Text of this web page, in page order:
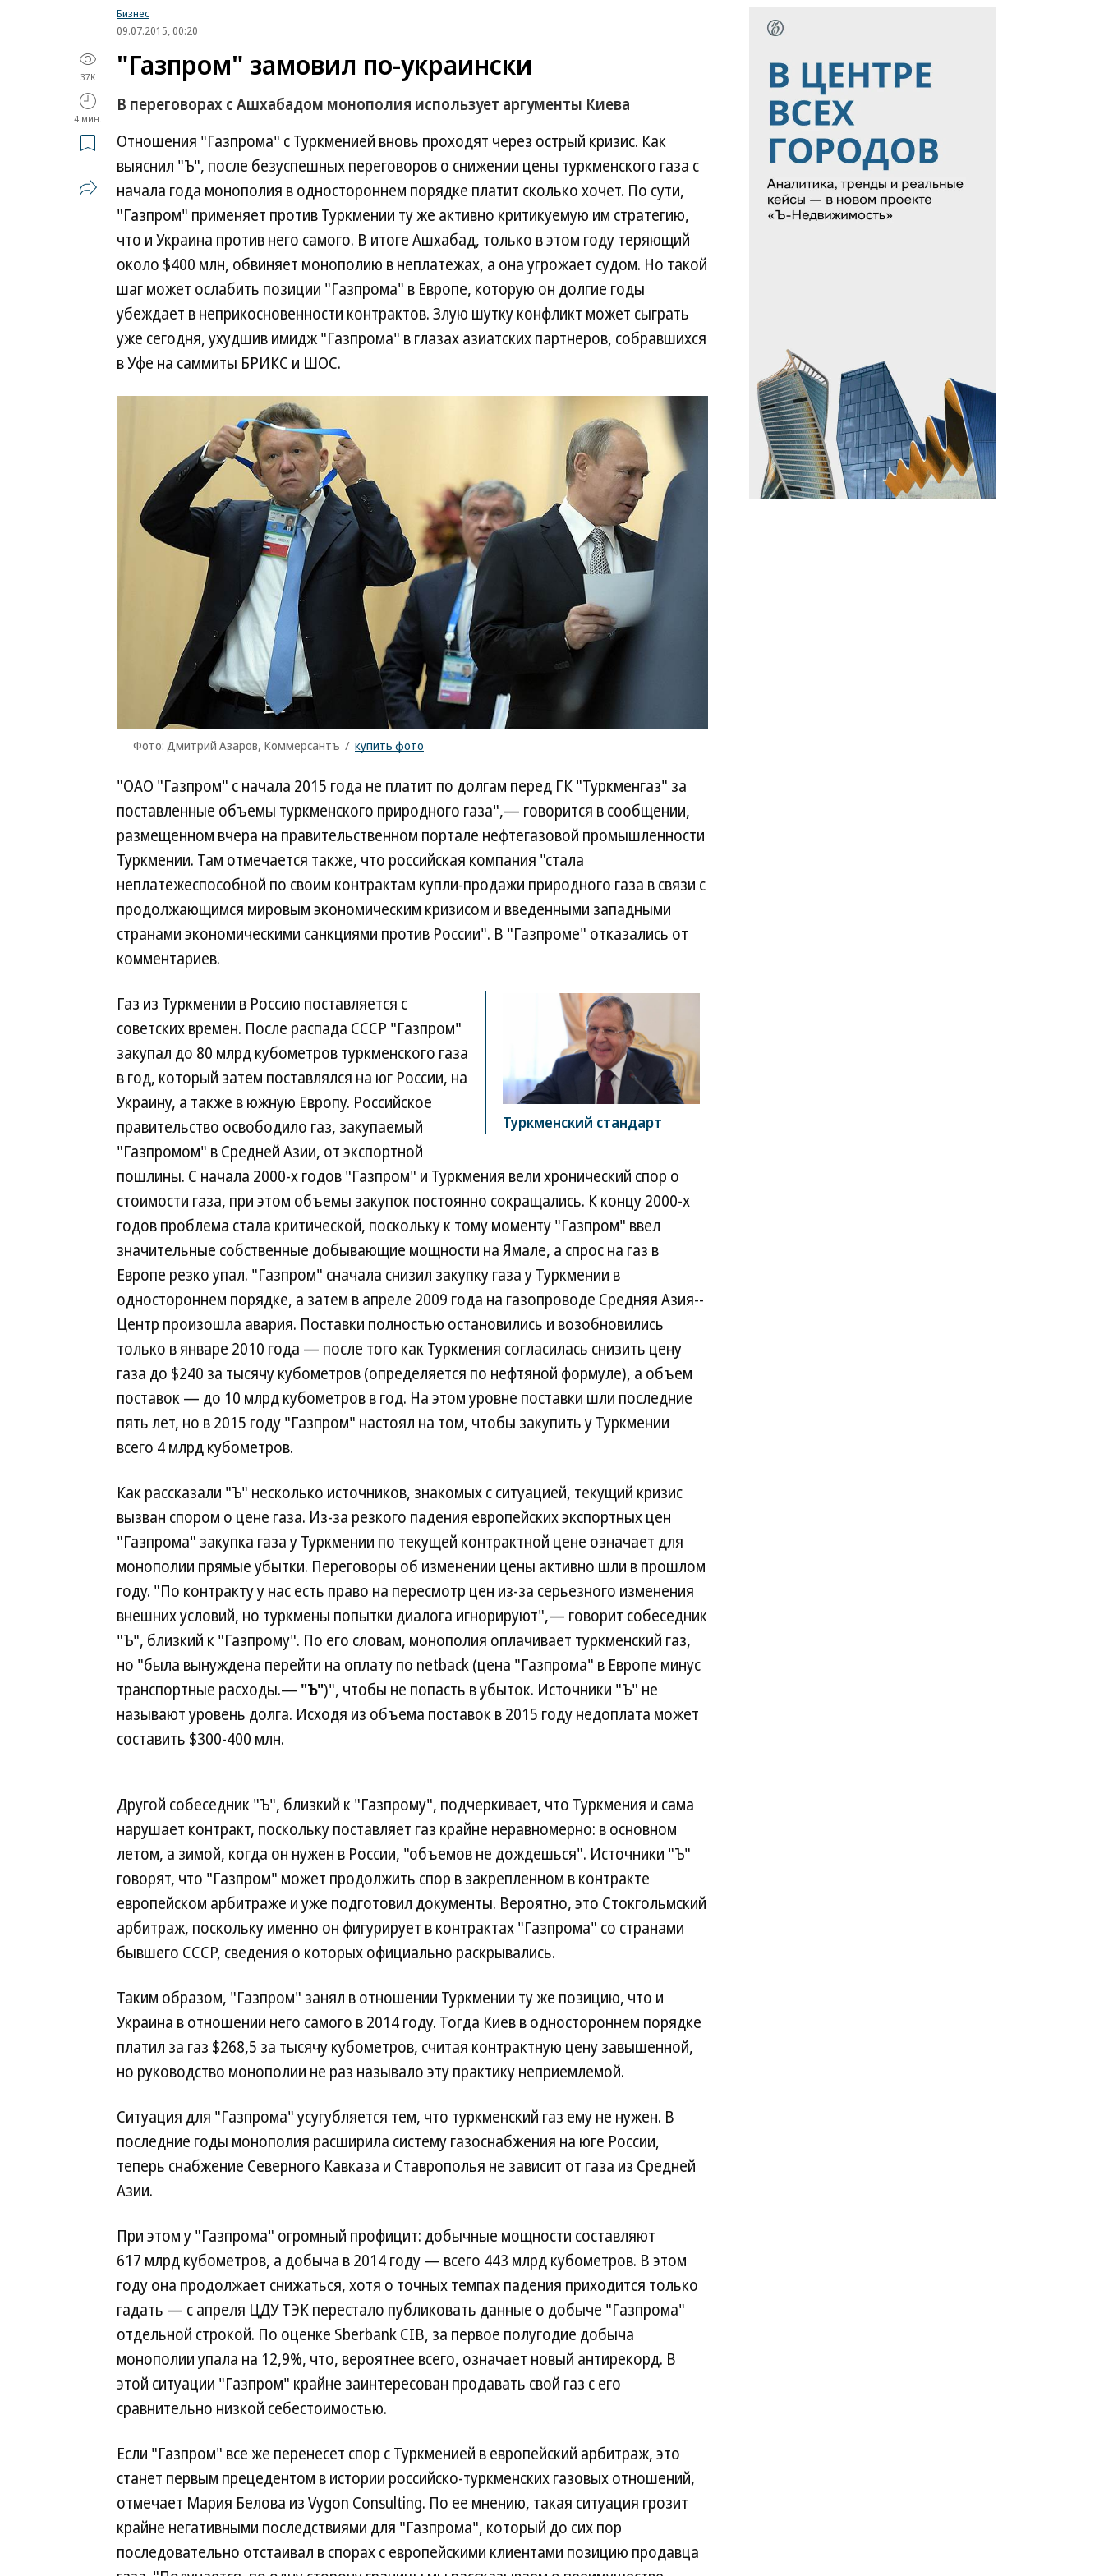
Бизнес
09.07.2015, 00:20
37K
4 мин.
"Газпром" замовил по-украински
В переговорах с Ашхабадом монополия использует аргументы Киева
Отношения "Газпрома" с Туркменией вновь проходят через острый кризис. Как
выяснил "Ъ", после безуспешных переговоров о снижении цены туркменского газа с
начала года монополия в одностороннем порядке платит сколько хочет. По сути,
"Газпром" применяет против Туркмении ту же активно критикуемую им стратегию,
что и Украина против него самого. В итоге Ашхабад, только в этом году теряющий
около $400 млн, обвиняет монополию в неплатежах, а она угрожает судом. Но такой
шаг может ослабить позиции "Газпрома" в Европе, которую он долгие годы
убеждает в неприкосновенности контрактов. Злую шутку конфликт может сыграть
уже сегодня, ухудшив имидж "Газпрома" в глазах азиатских партнеров, собравшихся
в Уфе на саммиты БРИКС и ШОС.
Фото: Дмитрий Азаров, Коммерсантъ / купить фото
"ОАО "Газпром" с начала 2015 года не платит по долгам перед ГК "Туркменгаз" за
поставленные объемы туркменского природного газа",— говорится в сообщении,
размещенном вчера на правительственном портале нефтегазовой промышленности
Туркмении. Там отмечается также, что российская компания "стала
неплатежеспособной по своим контрактам купли-продажи природного газа в связи с
продолжающимся мировым экономическим кризисом и введенными западными
странами экономическими санкциями против России". В "Газпроме" отказались от
комментариев.
Туркменский стандарт
Газ из Туркмении в Россию поставляется с
советских времен. После распада СССР "Газпром"
закупал до 80 млрд кубометров туркменского газа
в год, который затем поставлялся на юг России, на
Украину, а также в южную Европу. Российское
правительство освободило газ, закупаемый
"Газпромом" в Средней Азии, от экспортной
пошлины. С начала 2000-х годов "Газпром" и Туркмения вели хронический спор о
стоимости газа, при этом объемы закупок постоянно сокращались. К концу 2000-х
годов проблема стала критической, поскольку к тому моменту "Газпром" ввел
значительные собственные добывающие мощности на Ямале, а спрос на газ в
Европе резко упал. "Газпром" сначала снизил закупку газа у Туркмении в
одностороннем порядке, а затем в апреле 2009 года на газопроводе Средняя Азия--
Центр произошла авария. Поставки полностью остановились и возобновились
только в январе 2010 года — после того как Туркмения согласилась снизить цену
газа до $240 за тысячу кубометров (определяется по нефтяной формуле), а объем
поставок — до 10 млрд кубометров в год. На этом уровне поставки шли последние
пять лет, но в 2015 году "Газпром" настоял на том, чтобы закупить у Туркмении
всего 4 млрд кубометров.
Как рассказали "Ъ" несколько источников, знакомых с ситуацией, текущий кризис
вызван спором о цене газа. Из-за резкого падения европейских экспортных цен
"Газпрома" закупка газа у Туркмении по текущей контрактной цене означает для
монополии прямые убытки. Переговоры об изменении цены активно шли в прошлом
году. "По контракту у нас есть право на пересмотр цен из-за серьезного изменения
внешних условий, но туркмены попытки диалога игнорируют",— говорит собеседник
"Ъ", близкий к "Газпрому". По его словам, монополия оплачивает туркменский газ,
но "была вынуждена перейти на оплату по netback (цена "Газпрома" в Европе минус
транспортные расходы.— "Ъ")", чтобы не попасть в убыток. Источники "Ъ" не
называют уровень долга. Исходя из объема поставок в 2015 году недоплата может
составить $300-400 млн.
Другой собеседник "Ъ", близкий к "Газпрому", подчеркивает, что Туркмения и сама
нарушает контракт, поскольку поставляет газ крайне неравномерно: в основном
летом, а зимой, когда он нужен в России, "объемов не дождешься". Источники "Ъ"
говорят, что "Газпром" может продолжить спор в закрепленном в контракте
европейском арбитраже и уже подготовил документы. Вероятно, это Стокгольмский
арбитраж, поскольку именно он фигурирует в контрактах "Газпрома" со странами
бывшего СССР, сведения о которых официально раскрывались.
Таким образом, "Газпром" занял в отношении Туркмении ту же позицию, что и
Украина в отношении него самого в 2014 году. Тогда Киев в одностороннем порядке
платил за газ $268,5 за тысячу кубометров, считая контрактную цену завышенной,
но руководство монополии не раз называло эту практику неприемлемой.
Ситуация для "Газпрома" усугубляется тем, что туркменский газ ему не нужен. В
последние годы монополия расширила систему газоснабжения на юге России,
теперь снабжение Северного Кавказа и Ставрополья не зависит от газа из Средней
Азии.
При этом у "Газпрома" огромный профицит: добычные мощности составляют
617 млрд кубометров, а добыча в 2014 году — всего 443 млрд кубометров. В этом
году она продолжает снижаться, хотя о точных темпах падения приходится только
гадать — с апреля ЦДУ ТЭК перестало публиковать данные о добыче "Газпрома"
отдельной строкой. По оценке Sberbank CIB, за первое полугодие добыча
монополии упала на 12,9%, что, вероятнее всего, означает новый антирекорд. В
этой ситуации "Газпром" крайне заинтересован продавать свой газ с его
сравнительно низкой себестоимостью.
Если "Газпром" все же перенесет спор с Туркменией в европейский арбитраж, это
станет первым прецедентом в истории российско-туркменских газовых отношений,
отмечает Мария Белова из Vygon Consulting. По ее мнению, такая ситуация грозит
крайне негативными последствиями для "Газпрома", который до сих пор
последовательно отстаивал в спорах с европейскими клиентами позицию продавца